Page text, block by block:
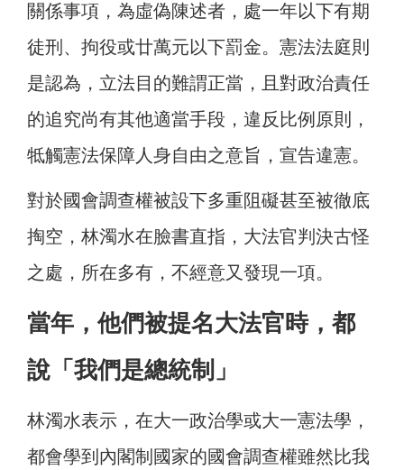
關係事項，為虛偽陳述者，處一年以下有期
徒刑、拘役或廿萬元以下罰金。憲法法庭則
是認為，立法目的難謂正當，且對政治責任
的追究尚有其他適當手段，違反比例原則，
牴觸憲法保障人身自由之意旨，宣告違憲。
對於國會調查權被設下多重阻礙甚至被徹底
掏空，林濁水在臉書直指，大法官判決古怪
之處，所在多有，不經意又發現一項。
當年，他們被提名大法官時，都
說「我們是總統制」
林濁水表示，在大一政治學或大一憲法學，
都會學到內閣制國家的國會調查權雖然比我